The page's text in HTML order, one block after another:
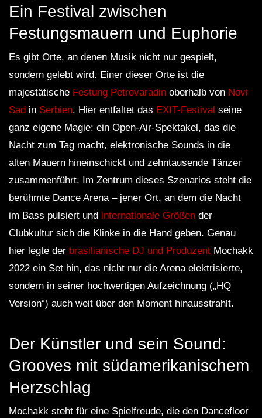
Ein Festival zwischen
Festungsmauern und Euphorie
Es gibt Orte, an denen Musik nicht nur gespielt,
sondern gelebt wird. Einer dieser Orte ist die
majestätische Festung Petrovaradin oberhalb von Novi
Sad in Serbien. Hier entfaltet das EXIT-Festival seine
ganz eigene Magie: ein Open-Air-Spektakel, das die
Nacht zum Tag macht, elektronische Sounds in die
alten Mauern hineinschickt und zehntausende Tänzer
zusammenführt. Im Zentrum dieses Szenarios steht die
berühmte Dance Arena – jener Ort, an dem die Nacht
im Bass pulsiert und internationale Größen der
Clubkultur sich die Klinke in die Hand geben. Genau
hier legte der brasilianische DJ und Produzent Mochakk
2022 ein Set hin, das nicht nur die Arena elektrisierte,
sondern in seiner hochwertigen Aufzeichnung („HQ
Version“) auch weit über den Moment hinausstrahlt.
Der Künstler und sein Sound:
Grooves mit südamerikanischem
Herzschlag
Mochakk steht für eine Spielfreude, die den Dancefloor